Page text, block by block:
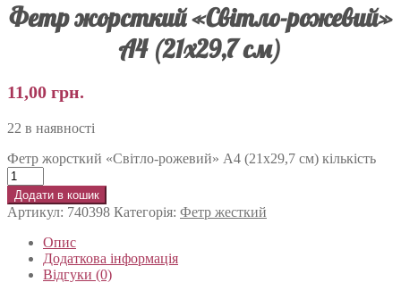
Фетр жорсткий «Світло-рожевий»
А4 (21х29,7 см)
11,00 грн.
22 в наявності
Фетр жорсткий «Світло-рожевий» А4 (21х29,7 см) кількість
Додати в кошик
Артикул: 740398 Категорія: Фетр жесткий
Опис
Додаткова інформація
Відгуки (0)